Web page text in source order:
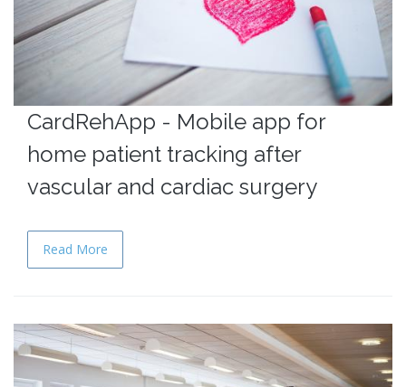
CardRehApp - Mobile app for
home patient tracking after
vascular and cardiac surgery
Read More